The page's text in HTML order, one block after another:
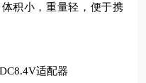
积小，重量轻，便于携
适配器